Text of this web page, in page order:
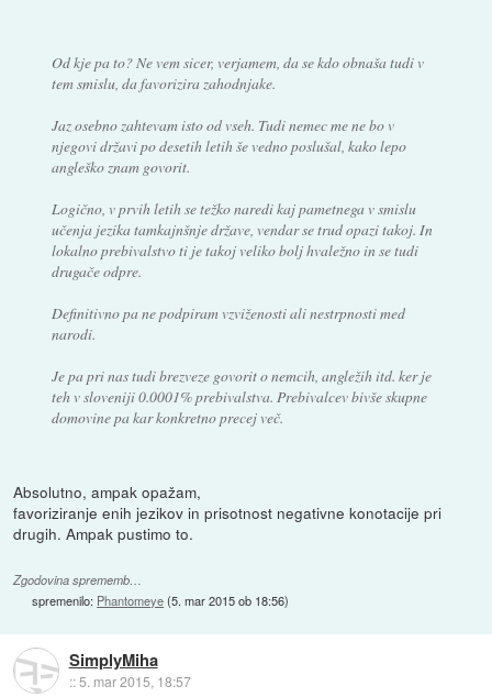
Od kje pa to? Ne vem sicer, verjamem, da se kdo obnaša tudi v
tem smislu, da favorizira zahodnjake.
Jaz osebno zahtevam isto od vseh. Tudi nemec me ne bo v
njegovi državi po desetih letih še vedno poslušal, kako lepo
angleško znam govorit.
Logično, v prvih letih se težko naredi kaj pametnega v smislu
učenja jezika tamkajnšnje države, vendar se trud opazi takoj. In
lokalno prebivalstvo ti je takoj veliko bolj hvaležno in se tudi
drugače odpre.
Definitivno pa ne podpiram vzviženosti ali nestrpnosti med
narodi.
Je pa pri nas tudi brezveze govorit o nemcih, angležih itd. ker je
teh v sloveniji 0.0001% prebivalstva. Prebivalcev bivše skupne
domovine pa kar konkretno precej več.
Absolutno, ampak opažam,
favoriziranje enih jezikov in prisotnost negativne konotacije pri
drugih. Ampak pustimo to.
Zgodovina sprememb…
spremenilo: Phantomeye(5. mar 2015 ob 18:56)
SimplyMiha
::5. mar 2015, 18:57